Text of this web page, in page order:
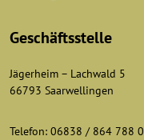
Geschäftsstelle
Jägerheim – Lachwald 5
66793 Saarwellingen
Telefon: 06838 / 864 788 0